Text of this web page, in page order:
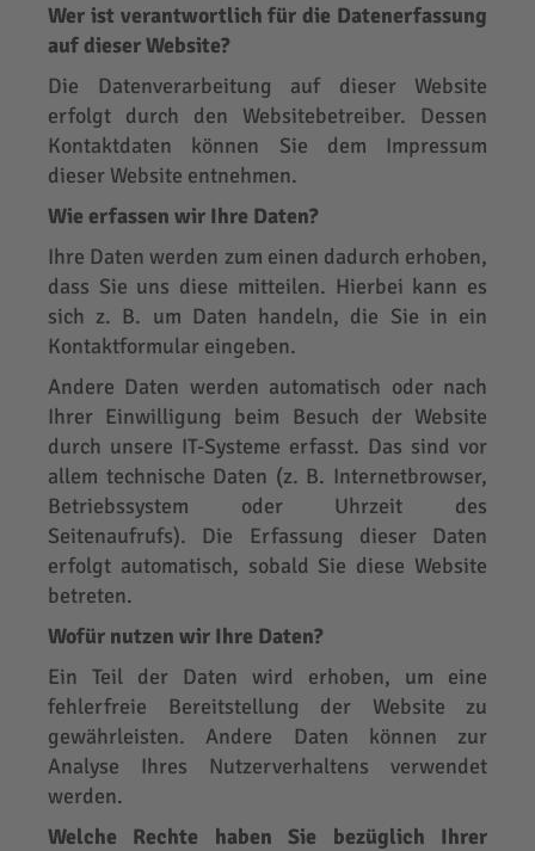
Wer ist verantwortlich für die Datenerfassung
auf dieser Website?
Die Datenverarbeitung auf dieser Website
erfolgt durch den Websitebetreiber. Dessen
Kontaktdaten können Sie dem Impressum
dieser Website entnehmen.
Wie erfassen wir Ihre Daten?
Ihre Daten werden zum einen dadurch erhoben,
dass Sie uns diese mitteilen. Hierbei kann es
sich z. B. um Daten handeln, die Sie in ein
Kontaktformular eingeben.
Andere Daten werden automatisch oder nach
Ihrer Einwilligung beim Besuch der Website
durch unsere IT-Systeme erfasst. Das sind vor
allem technische Daten (z. B. Internetbrowser,
Betriebssystem oder Uhrzeit des
Seitenaufrufs). Die Erfassung dieser Daten
erfolgt automatisch, sobald Sie diese Website
betreten.
Wofür nutzen wir Ihre Daten?
Ein Teil der Daten wird erhoben, um eine
fehlerfreie Bereitstellung der Website zu
gewährleisten. Andere Daten können zur
Analyse Ihres Nutzerverhaltens verwendet
werden.
Welche Rechte haben Sie bezüglich Ihrer